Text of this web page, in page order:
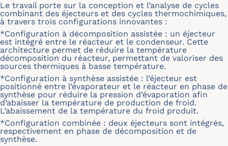
Le travail porte sur la conception et l’analyse de cycles
combinant des éjecteurs et des cycles thermochimiques,
à travers trois configurations innovantes :
*Configuration à décomposition assistée : un éjecteur
est intégré entre le réacteur et le condenseur. Cette
architecture permet de réduire la température
décomposition du réacteur, permettant de valoriser des
sources thermiques à basse température.
*Configuration à synthèse assistée : l’éjecteur est
positionné entre l’évaporateur et le réacteur en phase de
synthèse pour réduire la pression d’évaporation afin
d’abaisser la température de production de froid.
L’abaissement de la température du froid produit.
*Configuration combinée : deux éjecteurs sont intégrés,
respectivement en phase de décomposition et de
synthèse.